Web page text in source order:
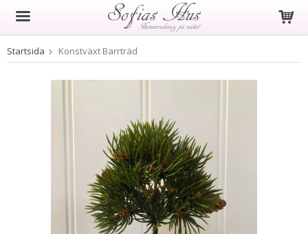
Produkten har blivit tillagd i varukorgen
Startsida Konstväxt Barrträd